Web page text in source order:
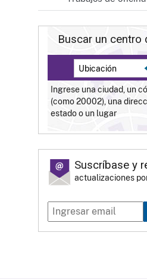
Buscar un centro
Ingrese una ciudad, un
(como 20002), una
estado o un lugar
Suscríbase y
actualizaciones